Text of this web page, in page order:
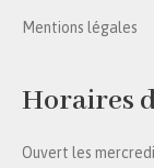
Mentions légales
Horaires
Ouvert les